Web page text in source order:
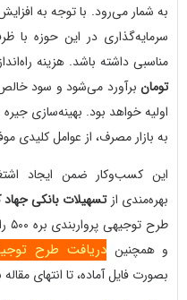
به شمار می‌رود. با توجه به افزایش
مناسبی داشته باشد. هزینه
تومانبرآورد می‌شود و سود خالص آن در
اولیه خواهد بود. بهینه‌سازی
به بازار مصرف، از عوامل کلیدی
این کسب‌وکار ضمن ایجاد
بهره‌مندی از تسهیلات بانکی جهاد
طرح
و همچنیندریافت طرح توجیهی
بصورت فایل آماده، تا انتهای